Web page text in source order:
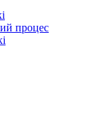
процес